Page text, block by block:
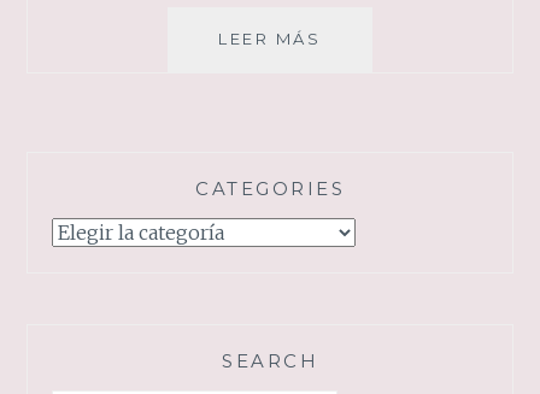
LEER MÁS
CATEGORIES
Categories
SEARCH